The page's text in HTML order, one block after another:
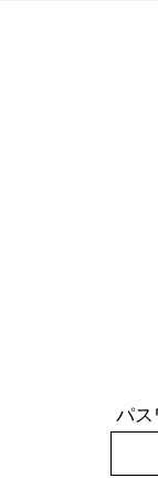
パス